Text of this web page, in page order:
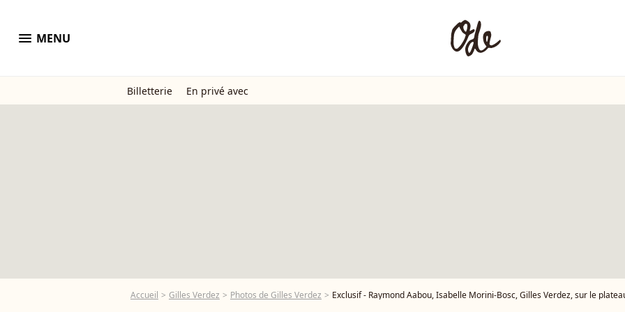
menu MENU
Billetterie En privé avec
Accueil Gilles Verdez Photos de Gilles Verdez Exclusif - Raymond Aabou, Isabelle Morini-Bosc, Gilles Verdez, sur le plateau de l’émission « TPMP » présentée par C.Hanouna et